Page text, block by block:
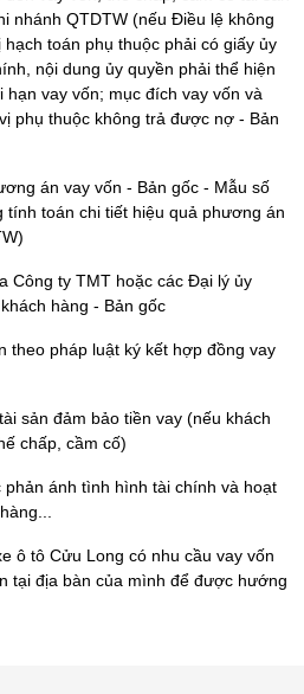
nhánh QTDTW (nếu Điều lệ không
toán phụ thuộc phải có giấy ủy
nội dung ủy quyền phải thể hiện
vay vốn; mục đích vay vốn và
phụ thuộc không trả được nợ - Bản
án vay vốn - Bản gốc - Mẫu số
tính toán chi tiết hiệu quả phương án
Công ty TMT hoặc các Đại lý ủy
hàng - Bản gốc
theo pháp luật ký kết hợp đồng vay
sản đảm bảo tiền vay (nếu khách
chấp, cầm cố)
ánh tình hình tài chính và hoạt
ô tô Cửu Long có nhu cầu vay vốn
tại địa bàn của mình để được hướng